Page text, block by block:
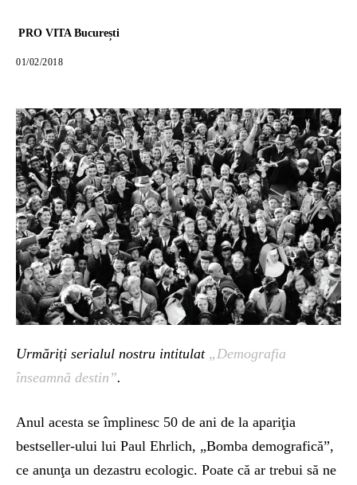
PRO VITA București
01/02/2018
Urmăriți serialul nostru intitulat „Demografia
înseamnă destin”.
Anul acesta se împlinesc 50 de ani de la apariţia
bestseller-ului lui Paul Ehrlich, „Bomba demografică”,
ce anunţa un dezastru ecologic. Poate că ar trebui să ne